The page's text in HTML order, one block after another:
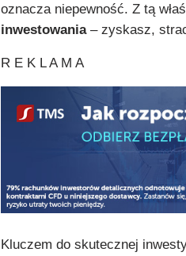
oznacza niepewność. Z tą
inwestowania– zyskasz,
R E K L A M A
Kluczem do skutecznej